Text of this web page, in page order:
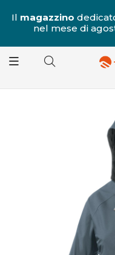
Il magazzino
nel mese di